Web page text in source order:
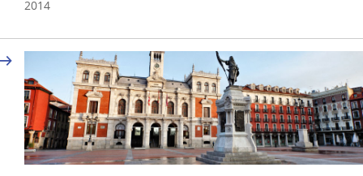
Año
2014